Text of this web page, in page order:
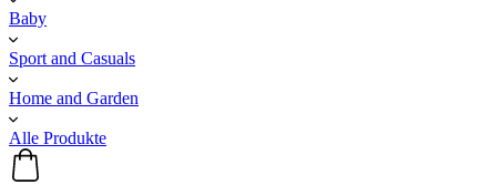
Baby
Sport and Casuals
Home and Garden
Alle Produkte